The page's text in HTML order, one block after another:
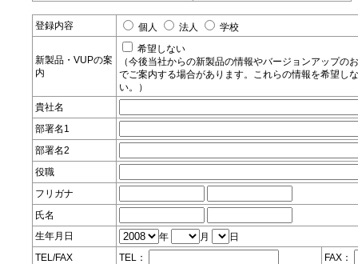
登録内容 個人 法人 学校
新製品・VUPの案
内
希望しない
（今後当社からの新製品の情報やバージョンアップの
でご案内する場合があります。これらの情報を希望し
い。）
貴社名
部署名1
部署名2
役職
フリガナ
氏名
生年月日
年 月
日
TEL/FAX
TEL：
FAX：